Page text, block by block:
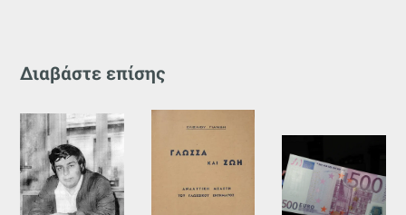
Διαβάστε επίσης